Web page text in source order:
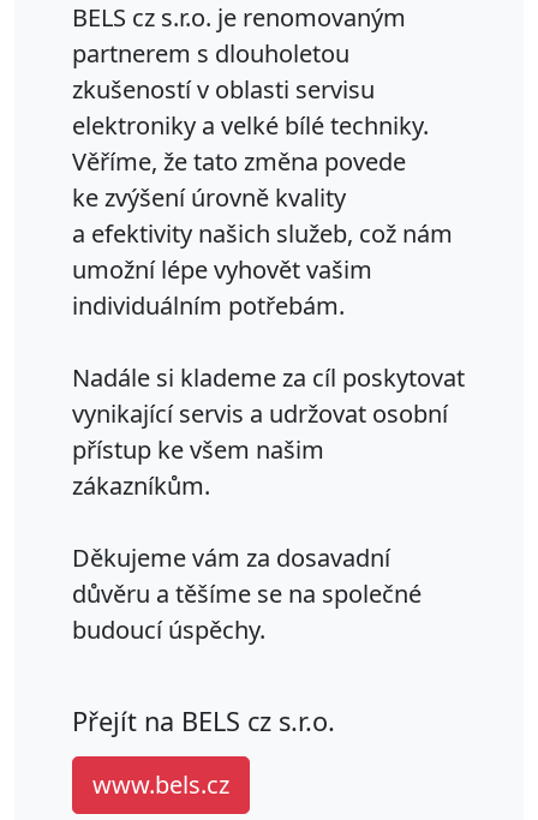
BELS cz s.r.o. je renomovaným
partnerem s dlouholetou
zkušeností v oblasti servisu
elektroniky a velké bílé techniky.
Věříme, že tato změna povede
ke zvýšení úrovně kvality
a efektivity našich služeb, což nám
umožní lépe vyhovět vašim
individuálním potřebám.
Nadále si klademe za cíl poskytovat
vynikající servis a udržovat osobní
přístup ke všem našim
zákazníkům.
Děkujeme vám za dosavadní
důvěru a těšíme se na společné
budoucí úspěchy.
Přejít na BELS cz s.r.o.
www.bels.cz